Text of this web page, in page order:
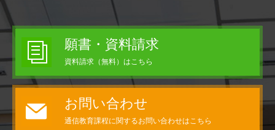
願書・資料請求
資料請求（無料）はこちら
お問い合わせ
通信教育課程に関するお問い合わせはこちら